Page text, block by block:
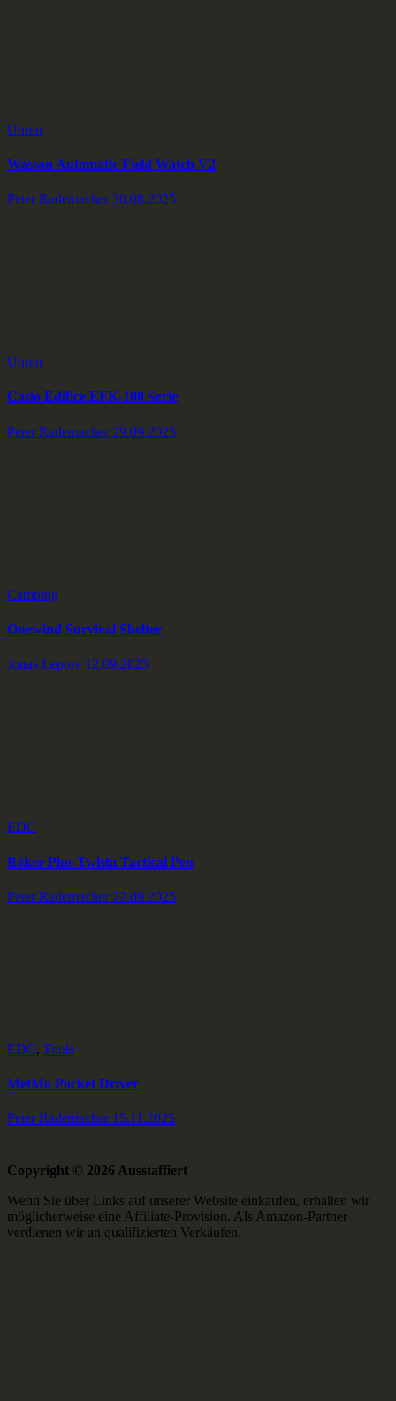
Uhren
Wasson Automatic Field Watch V2
Peter Rademacher 30.08.2025
Uhren
Casio Edifice EFK-100 Serie
Peter Rademacher 29.09.2025
Camping
Onewind Survival Shelter
Jonas Lepore 12.09.2025
EDC
Böker Plus Twista Tactical Pen
Peter Rademacher 22.09.2025
EDC, Tools
MetMo Pocket Driver
Peter Rademacher 15.11.2025
Copyright © 2026 Ausstaffiert
Wenn Sie über Links auf unserer Website einkaufen, erhalten wir
möglicherweise eine Affiliate-Provision. Als Amazon-Partner
verdienen wir an qualifizierten Verkäufen.